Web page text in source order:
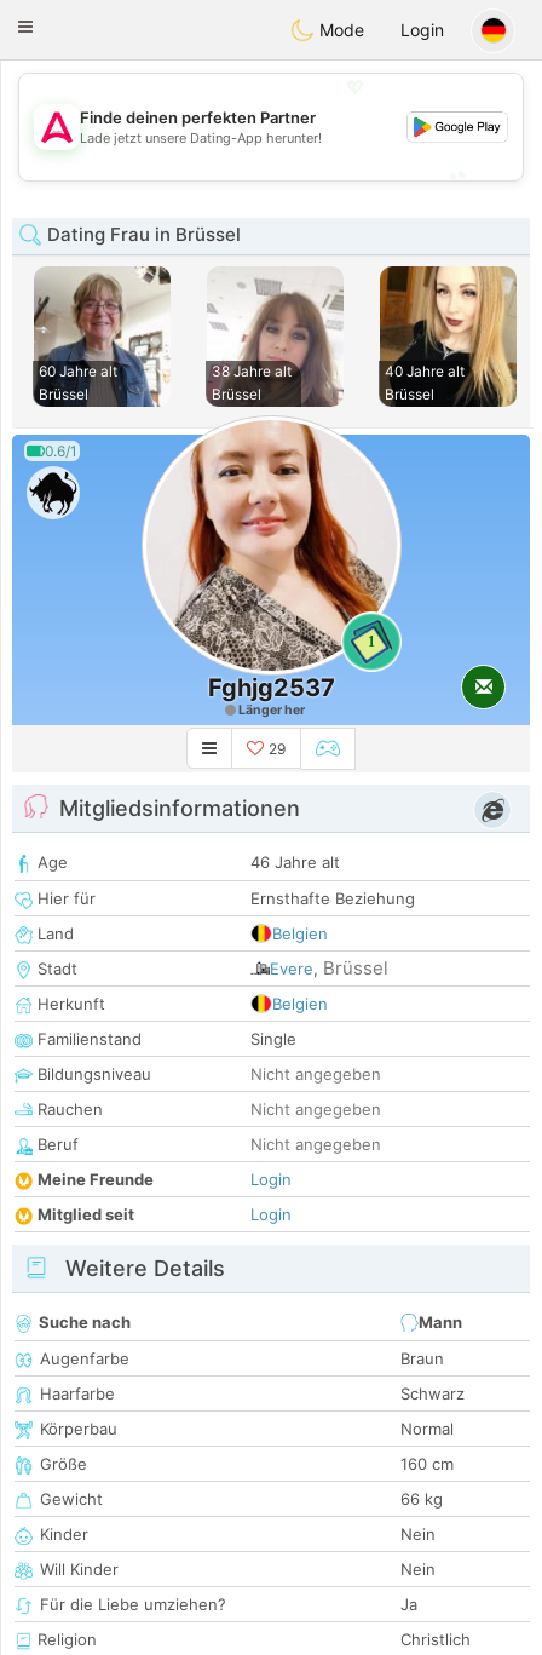
Tantôt
Toggle
Mode Login
💖
💕
Finde deinen perfekten Partner
Lade jetzt unsere Dating-App herunter!
Dating Frau in Brüssel
60 Jahre alt
Brüssel
38 Jahre alt
Brüssel
40 Jahre alt
Brüssel
0.6/1
1
Fghjg2537
Länger her
29
Mitgliedsinformationen
Age
46 Jahre alt
Hier für
Ernsthafte Beziehung
Land
Belgien
Stadt
Evere, Brüssel
Herkunft
Belgien
Familienstand
Single
Bildungsniveau
Nicht angegeben
Rauchen
Nicht angegeben
Beruf
Nicht angegeben
Meine Freunde
Login
Mitglied seit
Login
Weitere Details
Suche nach
Mann
Augenfarbe
Braun
Haarfarbe
Schwarz
Körperbau
Normal
Größe
160 cm
Gewicht
66 kg
Kinder
Nein
Will Kinder
Nein
Für die Liebe umziehen?
Ja
Religion
Christlich